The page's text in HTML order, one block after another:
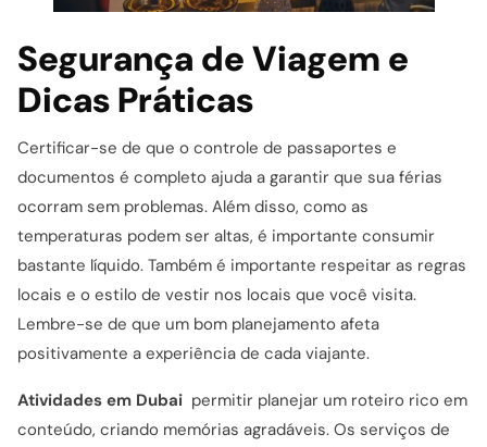
Segurança de Viagem e
Dicas Práticas
Certificar-se de que o controle de passaportes e
documentos é completo ajuda a garantir que sua férias
ocorram sem problemas. Além disso, como as
temperaturas podem ser altas, é importante consumir
bastante líquido. Também é importante respeitar as regras
locais e o estilo de vestir nos locais que você visita.
Lembre-se de que um bom planejamento afeta
positivamente a experiência de cada viajante.
Atividades em Dubai permitir planejar um roteiro rico em
conteúdo, criando memórias agradáveis. Os serviços de